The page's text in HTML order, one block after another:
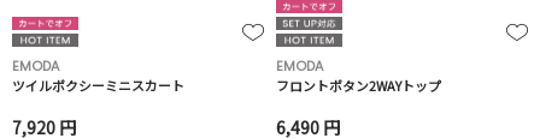
EMODA
ツイルボクシーミニスカート
7,920 円
EMODA
フロントボタン2WAYトップ
6,490 円